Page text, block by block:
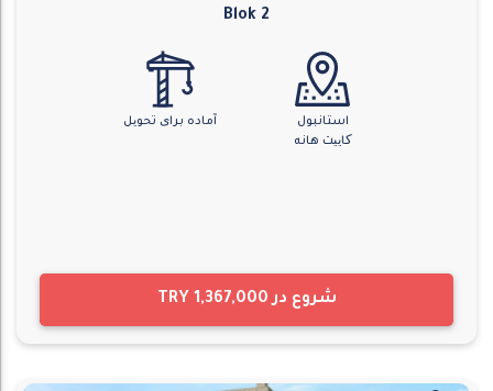
Blok 2
استانبول
کاییت هانه
آماده برای تحویل
شروع در TRY 1,367,000